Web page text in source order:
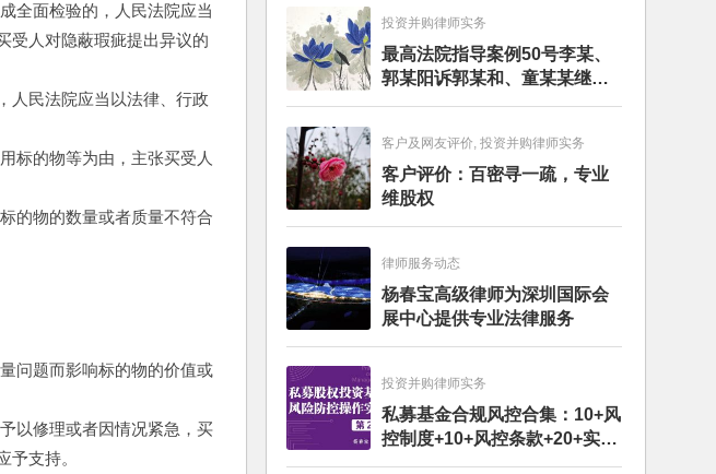
全面检验的，人民法院应当
受人对隐蔽瑕疵提出异议的
人民法院应当以法律、行政
标的物等为由，主张买受人
的物的数量或者质量不符合
问题而影响标的物的价值或
以修理或者因情况紧急，买
支持。
投资并购律师实务
最高法院指导案例50号李某、
郭某阳诉郭某和、童某某继承
纠纷案
客户及网友评价, 投资并购律师实务
客户评价：百密寻一疏，专业
维股权
律师服务动态
杨春宝高级律师为深圳国际会
展中心提供专业法律服务
投资并购律师实务
私募基金合规风控合集：10+风
控制度+10+风控条款+20+实务
文章+每月动态